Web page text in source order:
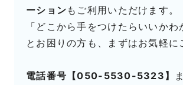
ーション もご利用いただけます。
「どこから手をつけたらいいかわ
とお困りの方も、まずはお気軽に
電話番号【050-5530-5323】